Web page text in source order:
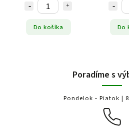
Do košíka Do
Poradíme s
Pondelok - Piatok |